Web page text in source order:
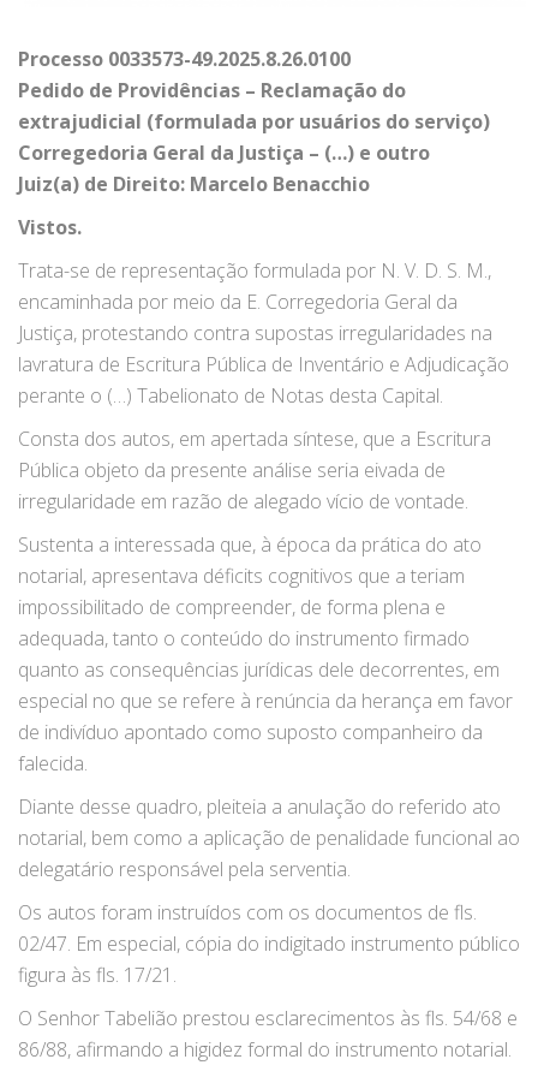
Processo 0033573-49.2025.8.26.0100
Pedido de Providências – Reclamação do
extrajudicial (formulada por usuários do serviço)
Corregedoria Geral da Justiça – (…) e outro
Juiz(a) de Direito: Marcelo Benacchio
Vistos.
Trata-se de representação formulada por N. V. D. S. M.,
encaminhada por meio da E. Corregedoria Geral da
Justiça, protestando contra supostas irregularidades na
lavratura de Escritura Pública de Inventário e Adjudicação
perante o (…) Tabelionato de Notas desta Capital.
Consta dos autos, em apertada síntese, que a Escritura
Pública objeto da presente análise seria eivada de
irregularidade em razão de alegado vício de vontade.
Sustenta a interessada que, à época da prática do ato
notarial, apresentava déficits cognitivos que a teriam
impossibilitado de compreender, de forma plena e
adequada, tanto o conteúdo do instrumento firmado
quanto as consequências jurídicas dele decorrentes, em
especial no que se refere à renúncia da herança em favor
de indivíduo apontado como suposto companheiro da
falecida.
Diante desse quadro, pleiteia a anulação do referido ato
notarial, bem como a aplicação de penalidade funcional ao
delegatário responsável pela serventia.
Os autos foram instruídos com os documentos de fls.
02/47. Em especial, cópia do indigitado instrumento público
figura às fls. 17/21.
O Senhor Tabelião prestou esclarecimentos às fls. 54/68 e
86/88, afirmando a higidez formal do instrumento notarial.